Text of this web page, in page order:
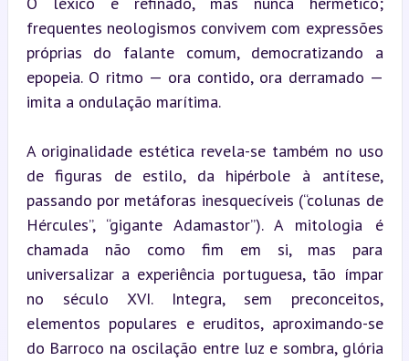
frequentes neologismos convivem com expressões
próprias do falante comum, democratizando a
epopeia. O ritmo — ora contido, ora derramado —
imita a ondulação marítima.
A originalidade estética revela-se também no uso
de figuras de estilo, da hipérbole à antítese,
passando por metáforas inesquecíveis (“colunas de
Hércules”, “gigante Adamastor”). A mitologia é
chamada não como fim em si, mas para
universalizar a experiência portuguesa, tão ímpar
no século XVI. Integra, sem preconceitos,
elementos populares e eruditos, aproximando-se
do Barroco na oscilação entre luz e sombra, glória